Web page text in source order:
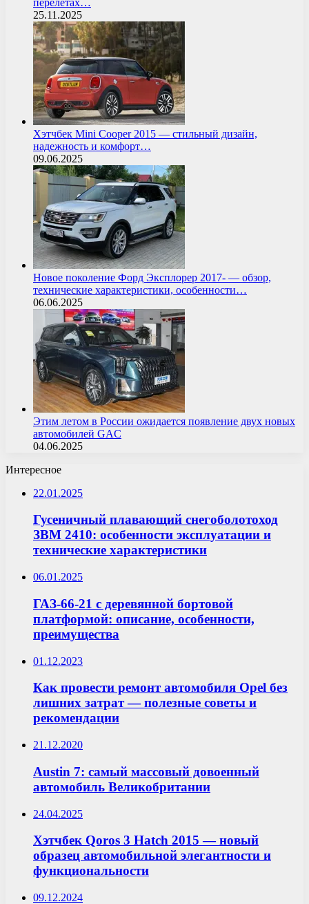
25.11.2025
Хэтчбек Mini Cooper 2015 — стильный дизайн,
надежность и комфорт…
09.06.2025
Новое поколение Форд Эксплорер 2017- — обзор,
технические характеристики, особенности…
06.06.2025
Этим летом в России ожидается появление двух новых
автомобилей GAC
04.06.2025
Интересное
22.01.2025
Гусеничный плавающий снегоболотоход
ЗВМ 2410: особенности эксплуатации и
технические характеристики
06.01.2025
ГАЗ-66-21 с деревянной бортовой
платформой: описание, особенности,
преимущества
01.12.2023
Как провести ремонт автомобиля Opel без
лишних затрат — полезные советы и
рекомендации
21.12.2020
Austin 7: самый массовый довоенный
автомобиль Великобритании
24.04.2025
Хэтчбек Qoros 3 Hatch 2015 — новый
образец автомобильной элегантности и
функциональности
09.12.2024